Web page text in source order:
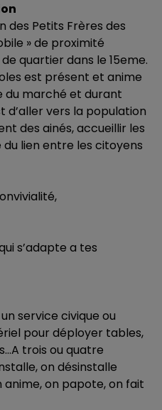
des Petits Frères des
» de proximité
quartier dans le 15eme.
est présent et anime
du marché et durant
d’aller vers la population
des ainés, accueillir les
lien entre les citoyens
s’adapte a tes
service civique ou
pour déployer tables,
trois ou quatre
on désinstalle
anime, on papote, on fait